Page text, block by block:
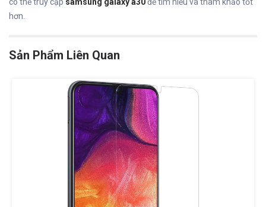
có thể truy cập samsung galaxy a30để tìm hiểu và tham khảo tốt
hơn.
Sản Phẩm Liên Quan